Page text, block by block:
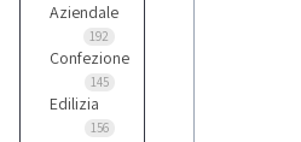
Aziendale
192
Confezione
145
Edilizia
156